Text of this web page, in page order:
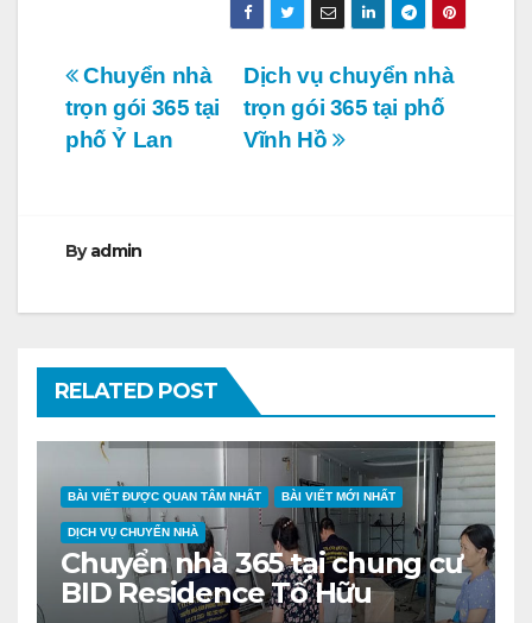
Điều
hướng
viết
Dịch vụ chuyển nhà
trọn gói 365 tại phố
Vĩnh Hồ
Chuyển nhà
trọn gói 365 tại
phố Ỷ Lan
Byadmin
RELATED POST
BÀI VIẾT ĐƯỢC QUAN TÂM NHẤT BÀI VIẾT MỚI NHẤT
DỊCH VỤ CHUYỂN NHÀ
Chuyển nhà 365 tại chung cư
BID Residence Tố Hữu